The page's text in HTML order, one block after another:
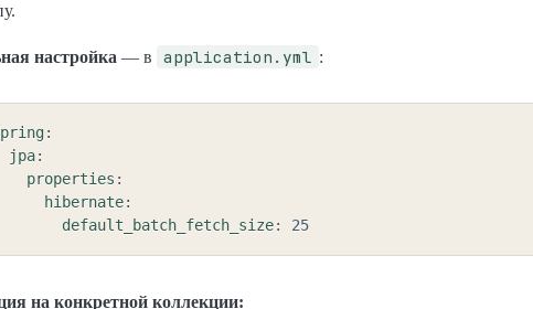
настройка — в application.yml :
:
jpa:
properties :
hibernate:
default_batch_fetch_size: 25
на конкретной коллекции: